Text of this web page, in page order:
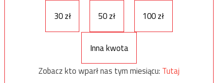
30 zł
50 zł 100 zł
Inna kwota
Zobacz kto wparł nas tym miesiącu: Tutaj